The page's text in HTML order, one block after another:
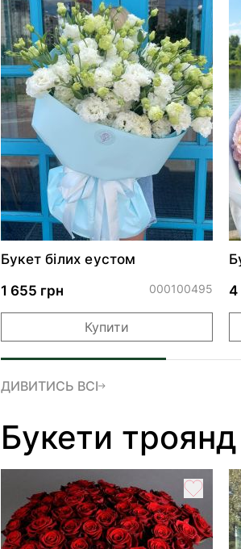
Букет білих еустом
1 655 грн
000100495
Купити
4
ДИВИТИСЬ ВСІ
Букети троянд